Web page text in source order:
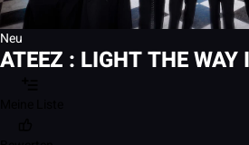
Neu
ATEEZ : LIGHT THE